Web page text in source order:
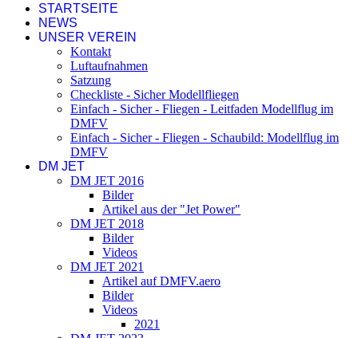
STARTSEITE
NEWS
UNSER VEREIN
Kontakt
Luftaufnahmen
Satzung
Checkliste - Sicher Modellfliegen
Einfach - Sicher - Fliegen - Leitfaden Modellflug im
DMFV
Einfach - Sicher - Fliegen - Schaubild: Modellflug im
DMFV
DM JET
DM JET 2016
Bilder
Artikel aus der "Jet Power"
DM JET 2018
Bilder
Videos
DM JET 2021
Artikel auf DMFV.aero
Bilder
Videos
2021